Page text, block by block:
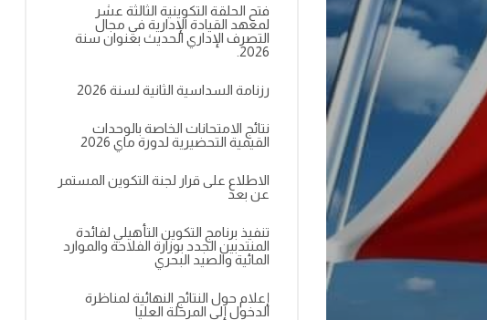
فتح الحلقة التكوينية الثالثة عشر
لمعهد القيادة الإدارية في مجال
التصرف الإداري الحديث بعنوان سنة
2026.
رزنامة السداسية الثانية لسنة 2026
نتائج الامتحانات الخاصة بالوحدات
القيمية التحضيرية لدورة ماي 2026
الاطلاع على قرار لجنة التكوين المستمر
عن بعد
تنفيذ برنامج التكوين التأهيلي لفائدة
المنتدبين الجدد بوزارة الفلاحة والموارد
المائية والصيد البحري
إعلام حول النتائج النهائية لمناظرة
الدخول إلى المرحلة العليا